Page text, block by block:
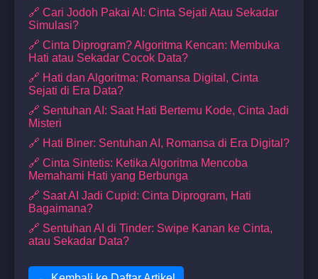
🔗 Cari Jodoh Pakai AI: Cinta Sejati Atau Sekadar
Simulasi?
🔗 Cinta Diprogram? Algoritma Kencan: Membuka
Hati atau Sekadar Cocok Data?
🔗 Hati dan Algoritma: Romansa Digital, Cinta
Sejati di Era Data?
🔗 Sentuhan AI: Saat Hati Bertemu Kode, Cinta Jadi
Misteri
🔗 Hati Biner: Sentuhan AI, Romansa di Era Digital?
🔗 Cinta Sintetis: Ketika Algoritma Mencoba
Memahami Hati yang Berbunga
🔗 Saat AI Jadi Cupid: Cinta Diprogram, Hati
Bagaimana?
🔗 Sentuhan AI di Tinder: Swipe Kanan ke Cinta,
atau Sekadar Data?